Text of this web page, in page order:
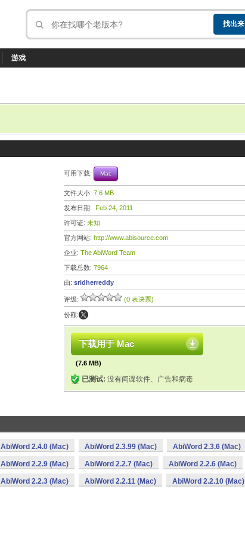
游戏
可用下载: Mac
文件大小: 7.6 MB
发布日期: Feb 24, 2011
许可证: 未知
官方网站: http://www.abisource.com
企业: The AbiWord Team
下载总数: 7964
由: sridherreddy
评级: (0 表决票)
份额:
下载用于 Mac
(7.6 MB)
已测试: 没有间谍软件、广告和病毒
AbiWord 2.4.0 (Mac) AbiWord 2.3.99 (Mac) AbiWord 2.3.6 (Mac)
AbiWord 2.2.9 (Mac) AbiWord 2.2.7 (Mac) AbiWord 2.2.6 (Mac)
AbiWord 2.2.3 (Mac) AbiWord 2.2.11 (Mac) AbiWord 2.2.10 (Mac)